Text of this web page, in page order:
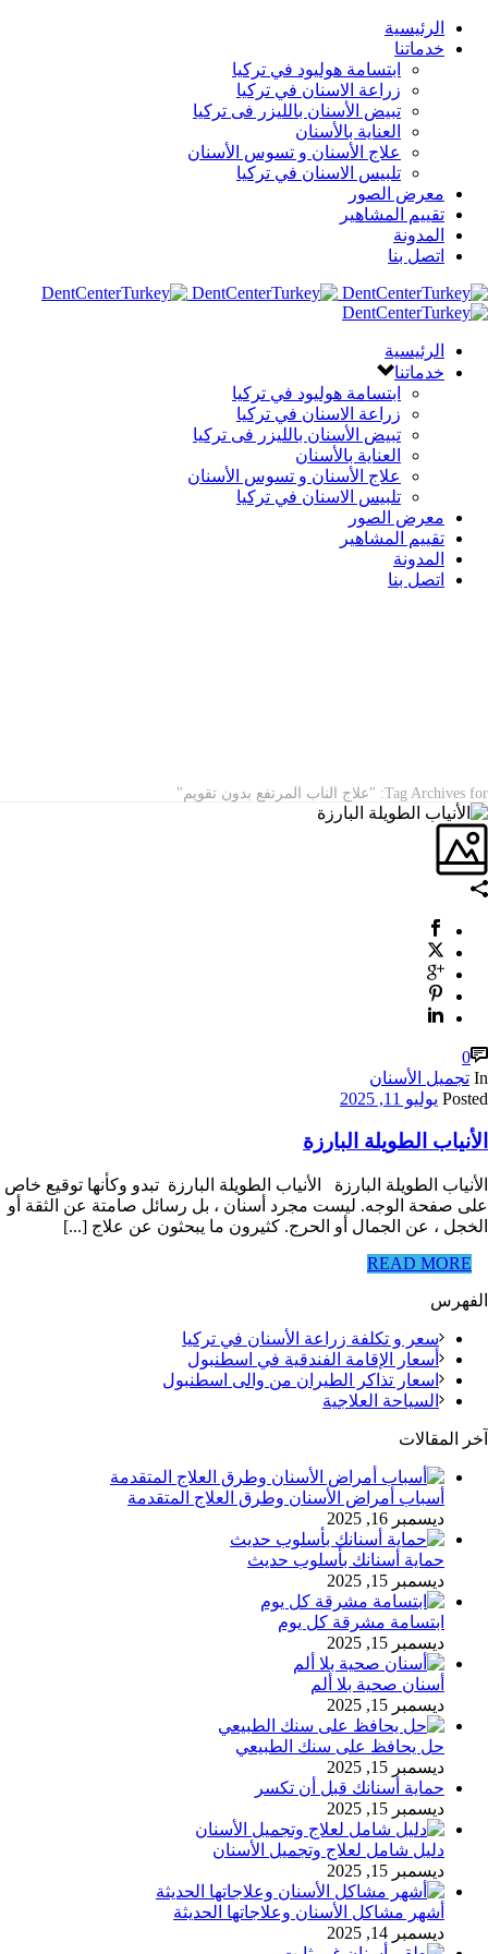
الرئيسية
خدماتنا
ابتسامة هوليود في تركيا
زراعة الاسنان في تركيا
تبيض الأسنان بالليزر فى تركيا
العناية بالأسنان
علاج الأسنان و تسوس الأسنان
تلبيس الاسنان في تركيا
معرض الصور
تقييم المشاهير
المدونة
اتصل بنا
الرئيسية
خدماتنا
ابتسامة هوليود في تركيا
زراعة الاسنان في تركيا
تبيض الأسنان بالليزر فى تركيا
العناية بالأسنان
علاج الأسنان و تسوس الأسنان
تلبيس الاسنان في تركيا
معرض الصور
تقييم المشاهير
المدونة
اتصل بنا
Tag Archives for: "علاج الناب المرتفع بدون تقويم"
0
In تجميل الأسنان
Posted يوليو 11, 2025
الأنياب الطويلة البارزة
الأنياب الطويلة البارزة الأنياب الطويلة البارزة تبدو وكأنها توقيع خاص
على صفحة الوجه. ليست مجرد أسنان ، بل رسائل صامتة عن الثقة أو
الخجل ، عن الجمال أو الحرج. كثيرون ما يبحثون عن علاج [...]
READ MORE
الفهرس
سعر و تكلفة زراعة الأسنان في تركيا
أسعار الإقامة الفندقية في اسطنبول
اسعار تذاكر الطيران من والى اسطنبول
السياحة العلاجية
آخر المقالات
أسباب أمراض الأسنان وطرق العلاج المتقدمة
ديسمبر 16, 2025
حماية أسنانك بأسلوب حديث
ديسمبر 15, 2025
ابتسامة مشرقة كل يوم
ديسمبر 15, 2025
أسنان صحية بلا ألم
ديسمبر 15, 2025
حل يحافظ على سنك الطبيعي
ديسمبر 15, 2025
حماية أسنانك قبل أن تكسر
ديسمبر 15, 2025
دليل شامل لعلاج وتجميل الأسنان
ديسمبر 15, 2025
أشهر مشاكل الأسنان وعلاجاتها الحديثة
ديسمبر 14, 2025